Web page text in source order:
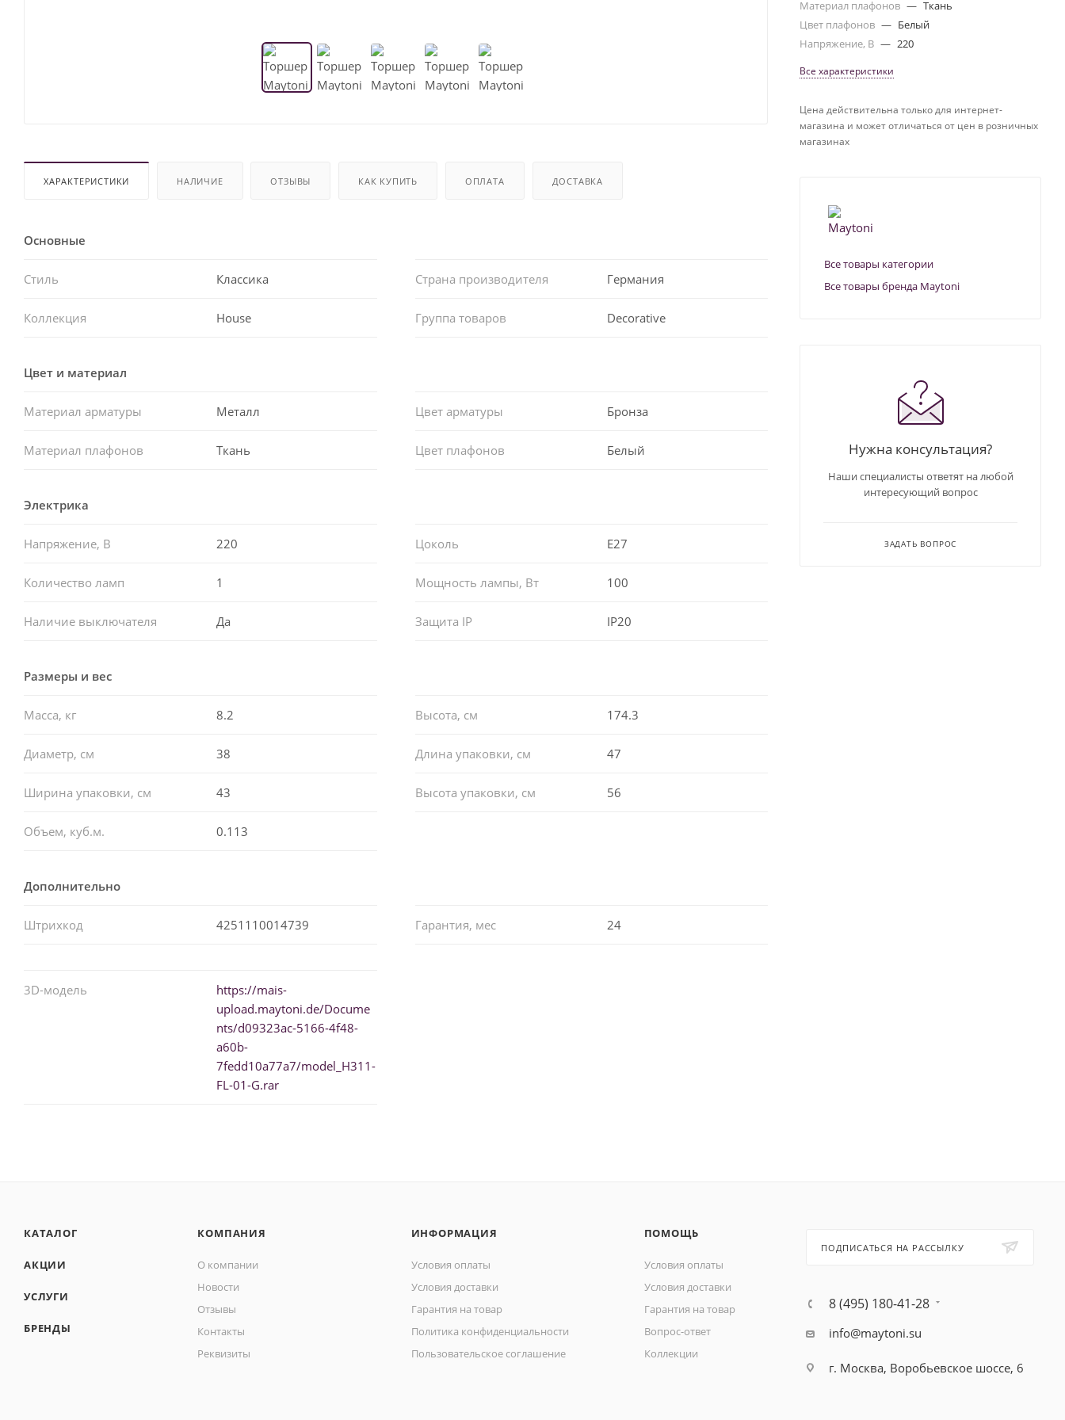
ХАРАКТЕРИСТИКИ НАЛИЧИЕ ОТЗЫВЫ КАК КУПИТЬ ОПЛАТА ДОСТАВКА
Основные
Стиль Классика Страна производителя Германия
Коллекция House Группа товаров Decorative
Цвет и материал
Материал арматуры Металл Цвет арматуры Бронза
Материал плафонов Ткань Цвет плафонов Белый
Электрика
Напряжение, В 220 Цоколь E27
Количество ламп 1 Мощность лампы, Вт 100
Наличие выключателя Да Защита IP IP20
Размеры и вес
Масса, кг 8.2 Высота, см 174.3
Диаметр, см 38 Длина упаковки, см 47
Ширина упаковки, см 43 Высота упаковки, см 56
Объем, куб.м. 0.113
Дополнительно
Штрихкод 4251110014739 Гарантия, мес 24
3D-модель
https://mais-
upload.maytoni.de/Docume
nts/d09323ac-5166-4f48-
a60b-
7fedd10a77a7/model_H311-
FL-01-G.rar
Материал плафонов — Ткань
Цвет плафонов — Белый
Напряжение, В — 220
Все характеристики
Цена действительна только для интернет-
магазина и может отличаться от цен в розничных
магазинах
Все товары категории
Все товары бренда Maytoni
Нужна консультация?
Наши специалисты ответят на любой
интересующий вопрос
ЗАДАТЬ ВОПРОС
КАТАЛОГ
АКЦИИ
УСЛУГИ
БРЕНДЫ
КОМПАНИЯ
О компании
Новости
Отзывы
Контакты
Реквизиты
ИНФОРМАЦИЯ
Условия оплаты
Условия доставки
Гарантия на товар
Политика конфиденциальности
Пользовательское соглашение
ПОМОЩЬ
Условия оплаты
Условия доставки
Гарантия на товар
Вопрос-ответ
Коллекции
ПОДПИСАТЬСЯ НА РАССЫЛКУ
8 (495) 180-41-28
info@maytoni.su
г. Москва, Воробьевское шоссе, 6